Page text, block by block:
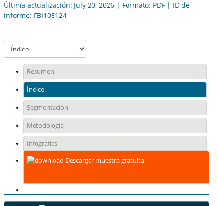
Última actualización: July 20, 2026 | Formato: PDF | ID de
informe: FBI105124
Resumen
Índice
Segmentación
Metodología
Infografías
Descargar muestra gratuita